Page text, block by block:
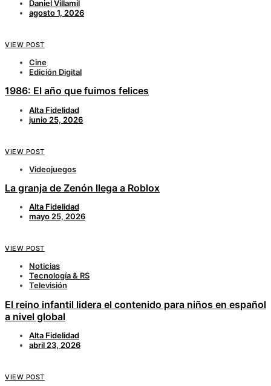
Daniel Villamil
agosto 1, 2026
VIEW POST
Cine
Edición Digital
1986: El año que fuimos felices
Alta Fidelidad
junio 25, 2026
VIEW POST
Videojuegos
La granja de Zenón llega a Roblox
Alta Fidelidad
mayo 25, 2026
VIEW POST
Noticias
Tecnología & RS
Televisión
El reino infantil lidera el contenido para niños en español
a nivel global
Alta Fidelidad
abril 23, 2026
VIEW POST